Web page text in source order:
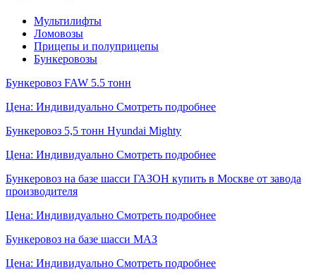
Мультилифты
Ломовозы
Прицепы и полуприцепы
Бункеровозы
Бункеровоз FAW 5.5 тонн
Цена: Индивидуально Смотреть подробнее
Бункеровоз 5,5 тонн Hyundai Mighty
Цена: Индивидуально Смотреть подробнее
Бункеровоз на базе шасси ГАЗОН купить в Москве от завода
производителя
Цена: Индивидуально Смотреть подробнее
Бункеровоз на базе шасси МАЗ
Цена: Индивидуально Смотреть подробнее